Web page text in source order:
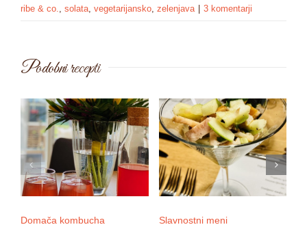
ribe & co., solata, vegetarijansko, zelenjava 3 komentarji
Podobni recepti
Domača kombucha Slavnostni meni